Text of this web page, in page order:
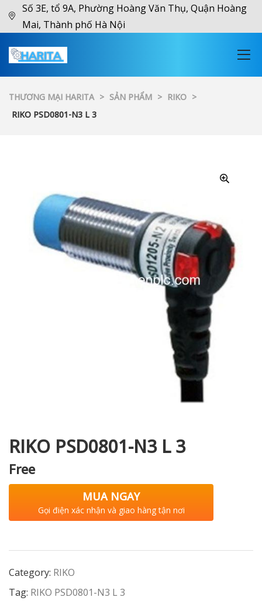
Số 3E, tổ 9A, Phường Hoàng Văn Thụ, Quận Hoàng
Mai, Thành phố Hà Nội
THƯƠNG MẠI HARITA > SẢN PHẨM > RIKO >
RIKO PSD0801-N3 L 3
RIKO PSD0801-N3 L 3
Free
MUA NGAY
Gọi điện xác nhận và giao hàng tận nơi
Category: RIKO
Tag: RIKO PSD0801-N3 L 3